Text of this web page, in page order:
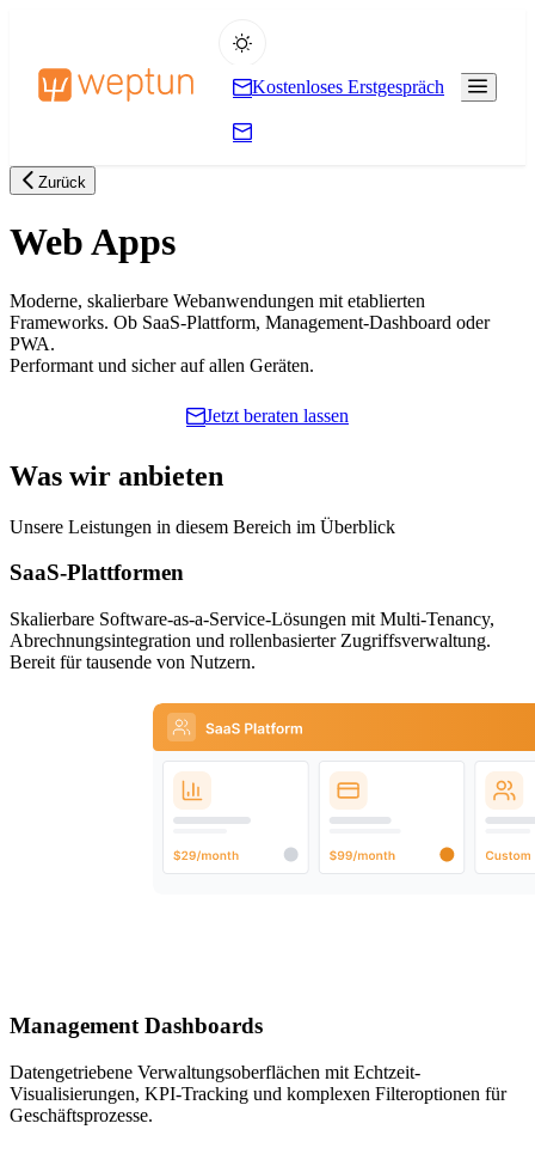
Kostenloses Erstgespräch
Zurück
Web Apps
Moderne, skalierbare Webanwendungen mit etablierten
Frameworks. Ob SaaS-Plattform, Management-Dashboard oder
PWA.
Performant und sicher auf allen Geräten.
Jetzt beraten lassen
Was wir anbieten
Unsere Leistungen in diesem Bereich im Überblick
SaaS-Plattformen
Skalierbare Software-as-a-Service-Lösungen mit Multi-Tenancy,
Abrechnungsintegration und rollenbasierter Zugriffsverwaltung.
Bereit für tausende von Nutzern.
Management Dashboards
Datengetriebene Verwaltungsoberflächen mit Echtzeit-
Visualisierungen, KPI-Tracking und komplexen Filteroptionen für
Geschäftsprozesse.